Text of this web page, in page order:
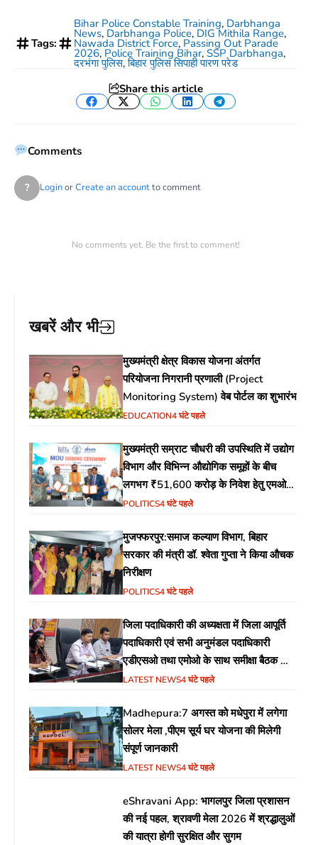
Tags:
Bihar Police Constable Training, Darbhanga
News, Darbhanga Police, DIG Mithila Range,
Nawada District Force, Passing Out Parade
2026, Police Training Bihar, SSP Darbhanga,
दरभंगा पुलिस,बिहार पुलिस सिपाही पारण परेड
Share this article
Facebook
TwitterWhatsApp
LinkedInTelegram
Comments
? LoginorCreate an accountto comment
No comments yet. Be the first to comment!
खबरें और भी
मुख्यमंत्री क्षेत्र विकास योजना अंतर्गत
परियोजना निगरानी प्रणाली (Project
Monitoring System) वेब पोर्टल का शुभारंभ
EDUCATION4 घंटे पहले
मुख्यमंत्री सम्राट चौधरी की उपस्थिति में उद्योग
विभाग और विभिन्न औद्योगिक समूहों के बीच
लगभग ₹51,600 करोड़ के निवेश हेतु एमओयू
(MoU) पर हस्ताक्षर
POLITICS4 घंटे पहले
मुजफ्फरपुर:समाज कल्याण विभाग, बिहार
सरकार की मंत्री डॉ. श्वेता गुप्ता ने किया औचक
निरीक्षण
POLITICS4 घंटे पहले
जिला पदाधिकारी की अध्यक्षता में जिला आपूर्ति
पदाधिकारी एवं सभी अनुमंडल पदाधिकारी
एडीएसओ तथा एमोओ के साथ समीक्षा बैठक का
आयोजन
LATEST NEWS4 घंटे पहले
Madhepura:7 अगस्त को मधेपुरा में लगेगा
सोलर मेला ,पीएम सूर्य घर योजना की मिलेगी
संपूर्ण जानकारी
LATEST NEWS4 घंटे पहले
eShravani App: भागलपुर जिला प्रशासन
की नई पहल, श्रावणी मेला 2026 में श्रद्धालुओं
की यात्रा होगी सुरक्षित और सुगम